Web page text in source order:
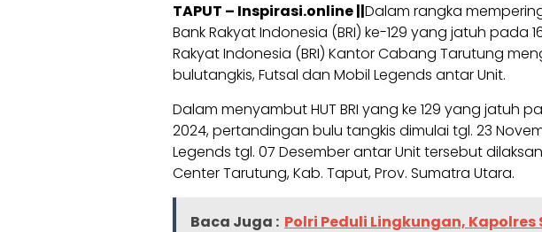
TAPUT – Inspirasi.online ||Dalam rangka
Bank Rakyat Indonesia (BRI) ke-129 yang jatuh pada
Rakyat Indonesia (BRI) Kantor Cabang Tarutung
bulutangkis, Futsal dan Mobil Legends antar Unit.
Dalam menyambut HUT BRI yang ke 129 yang jatuh
2024, pertandingan bulu tangkis dimulai tgl. 23
Legends tgl. 07 Desember antar Unit tersebut
Center Tarutung, Kab. Taput, Prov. Sumatra Utara.
Baca Juga : Polri Peduli Lingkungan,